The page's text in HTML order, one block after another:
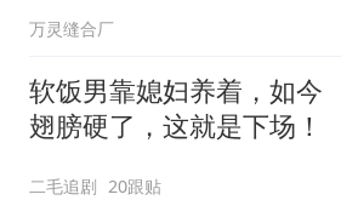
万灵缝合厂
软饭男靠媳妇养着，如今
翅膀硬了，这就是下场！
二毛追剧 20跟贴